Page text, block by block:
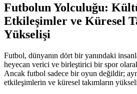
Futbolun Yolculuğu:
Etkileşimler ve Küresel
Yükselişi
Futbol, dünyanın dört bir yanındaki
heyecan verici ve birleştirici bir spor
Ancak futbol sadece bir oyun değildir;
etkileşimlerin ve küresel takımların